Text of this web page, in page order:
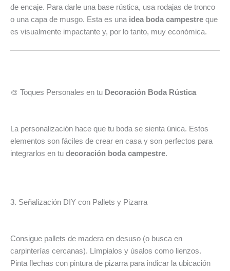
de encaje. Para darle una base rústica, usa rodajas de tronco
o una capa de musgo. Esta es una idea boda campestre que
es visualmente impactante y, por lo tanto, muy económica.
🎨 Toques Personales en tu Decoración Boda Rústica
La personalización hace que tu boda se sienta única. Estos
elementos son fáciles de crear en casa y son perfectos para
integrarlos en tu decoración boda campestre.
3. Señalización DIY con Pallets y Pizarra
Consigue pallets de madera en desuso (o busca en
carpinterías cercanas). Límpialos y úsalos como lienzos.
Pinta flechas con pintura de pizarra para indicar la ubicación